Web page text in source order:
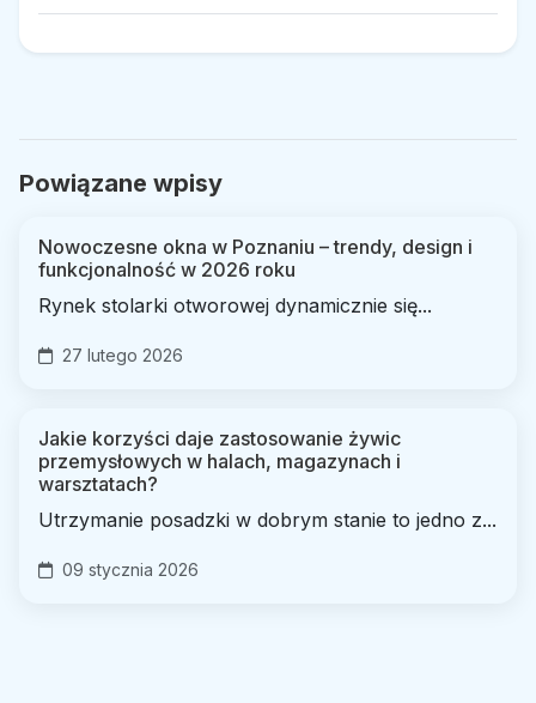
Powiązane wpisy
Nowoczesne okna w Poznaniu – trendy, design i
funkcjonalność w 2026 roku
Rynek stolarki otworowej dynamicznie się...
27 lutego 2026
Jakie korzyści daje zastosowanie żywic
przemysłowych w halach, magazynach i
warsztatach?
Utrzymanie posadzki w dobrym stanie to jedno z...
09 stycznia 2026